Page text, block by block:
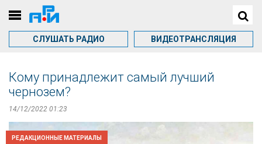
СЛУШАТЬ РАДИО ВИДЕОТРАНСЛЯЦИЯ
Кому принадлежит самый лучший
чернозем?
14/12/2022 01:23
РЕДАКЦИОННЫЕ МАТЕРИАЛЫ